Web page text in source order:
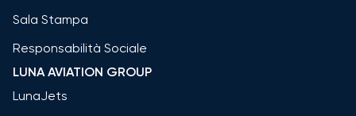
Sala Stampa
Responsabilità Sociale
LUNA AVIATION GROUP
LunaJets